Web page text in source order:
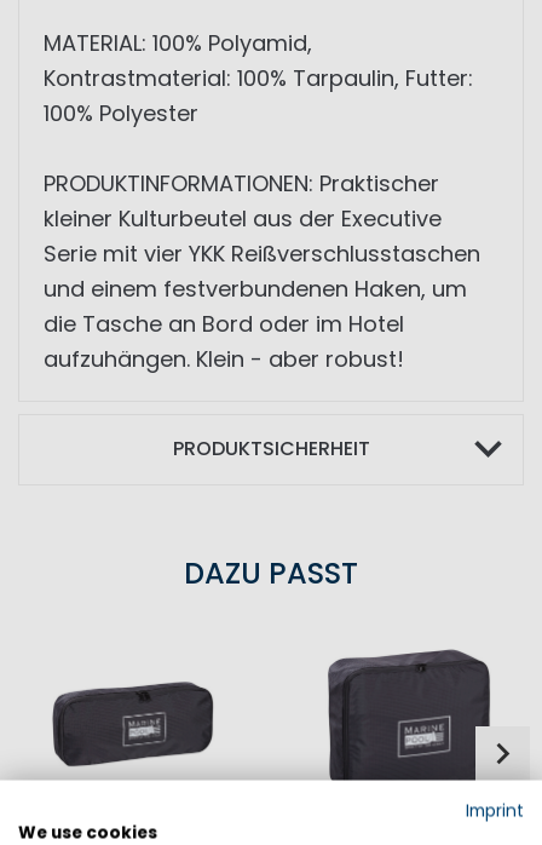
MATERIAL: 100% Polyamid,
Kontrastmaterial: 100% Tarpaulin, Futter:
100% Polyester
PRODUKTINFORMATIONEN: Praktischer
kleiner Kulturbeutel aus der Executive
Serie mit vier YKK Reißverschlusstaschen
und einem festverbundenen Haken, um
die Tasche an Bord oder im Hotel
aufzuhängen. Klein - aber robust!
PRODUKTSICHERHEIT
DAZU PASST
Imprint
We use cookies